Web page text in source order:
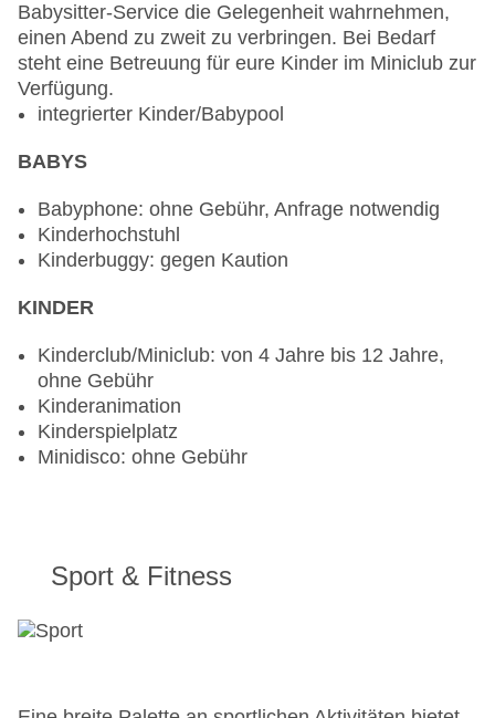
Babysitter-Service die Gelegenheit wahrnehmen,
einen Abend zu zweit zu verbringen. Bei Bedarf
steht eine Betreuung für eure Kinder im Miniclub zur
Verfügung.
integrierter Kinder/Babypool
BABYS
Babyphone: ohne Gebühr, Anfrage notwendig
Kinderhochstuhl
Kinderbuggy: gegen Kaution
KINDER
Kinderclub/Miniclub: von 4 Jahre bis 12 Jahre,
ohne Gebühr
Kinderanimation
Kinderspielplatz
Minidisco: ohne Gebühr
Sport & Fitness